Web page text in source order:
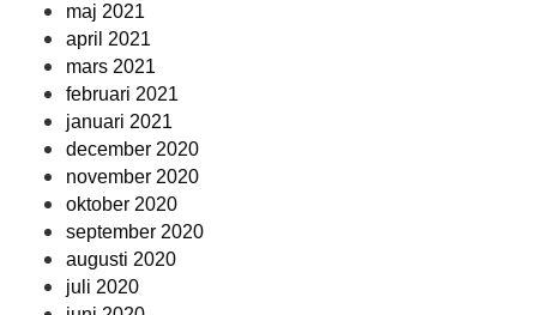
maj 2021
april 2021
mars 2021
februari 2021
januari 2021
december 2020
november 2020
oktober 2020
september 2020
augusti 2020
juli 2020